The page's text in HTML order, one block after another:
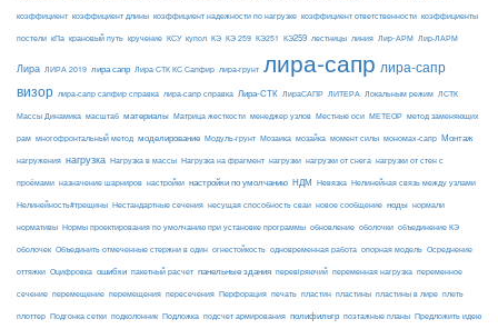
коэффициент коэффициент длины коэффициент надежности по нагрузке коэффициент ответственности коэффициенты
постели кПа крановый путь кручение КСУ купол КЭ КЭ 259 КЭ251 КЭ259 лестницы линия Лир-АРМ Лир-ЛАРМ
Лира ЛИРА 2019 лира сапр Лира СТК КС Сапфир лира-грунт лира-сапр лира-сапр
визор лира-сапр сапфир справка лира-сапр справка Лира-СТК ЛираСАПР ЛИТЕРА Локальным режим ЛСТК
Массы Динамика масштаб материалы Матрица жесткости менеджер узлов Местные оси МЕТЕОР метод заменяющих
рам многофронтальный метод моделирование Модуль-грунт Мозаика мозайка момент силы мономах-сапр Монтаж
нагружения нагрузка Нагрузка в массы Нагрузка на фрагмент нагрузки нагрузки от снега нагрузки от стен с
проёмами назначение шарниров настройки настройки по умолчанию НДМ Невязка Нелинейная связь между узлами
Нелинейность#трещины Нестандартные сечения несущая способность сваи новое сообщение ноды нормали
нормативы Нормы проектирования по умолчанию при установке программы обновление оболочки объединение КЭ
оболочек Объединить отмеченные стержни в один огнестойкость одновременная работа опорная модель Осреднение
оттяжки Оцифровка ошибки пакетный расчет панельные здания перевіряючий переменная нагрузка переменное
сечение перемещение перемещения пересечения Перфорация печать пластин пластины пластины в лире плеть
плоттер Подгонка сетки подколонник Подложка подсчет армирования полифильтр поэтажные планы Предложить идею